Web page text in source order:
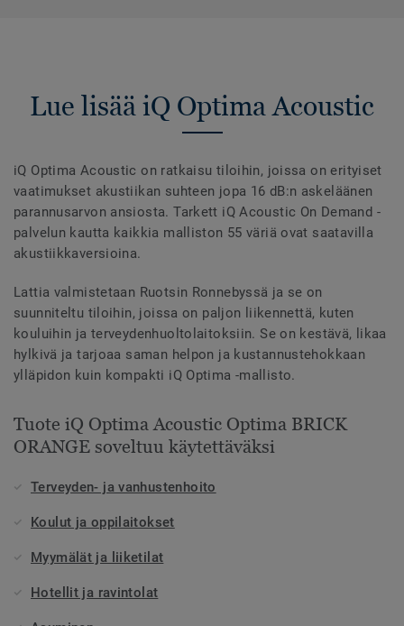
Lue lisää iQ Optima Acoustic
iQ Optima Acoustic on ratkaisu tiloihin, joissa on erityiset
vaatimukset akustiikan suhteen jopa 16 dB:n askeläänen
parannusarvon ansiosta. Tarkett iQ Acoustic On Demand -
palvelun kautta kaikkia malliston 55 väriä ovat saatavilla
akustiikkaversioina.
Lattia valmistetaan Ruotsin Ronnebyssä ja se on
suunniteltu tiloihin, joissa on paljon liikennettä, kuten
kouluihin ja terveydenhuoltolaitoksiin. Se on kestävä, likaa
hylkivä ja tarjoaa saman helpon ja kustannustehokkaan
ylläpidon kuin kompakti iQ Optima -mallisto.
Tuote iQ Optima Acoustic Optima BRICK
ORANGE soveltuu käytettäväksi
Terveyden- ja vanhustenhoito
Koulut ja oppilaitokset
Myymälät ja liiketilat
Hotellit ja ravintolat